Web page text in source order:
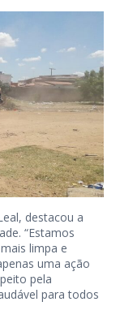
destacou a
“Estamos
limpa e
uma ação
pela
para todos